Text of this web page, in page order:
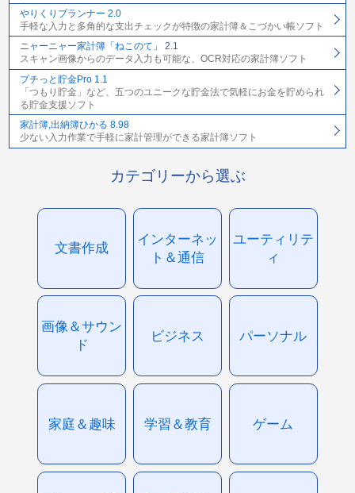
やりくりプランナー 2.0
手軽な入力と多角的な支出チェックが特徴の家計簿＆こづかい帳ソフト
ニャーニャー家計簿「ねこのて」 2.1
スキャン画像からのデータ入力も可能な、OCR対応の家計簿ソフト
プチっと貯金Pro 1.1
「つもり貯金」など、五つのユニークな貯金法で気軽にお金を貯められ
る貯金支援ソフト
家計簿,出納簿ひかる 8.98
少ない入力作業で手軽に家計管理ができる家計簿ソフト
カテゴリーから選ぶ
文書作成
インターネッ
ト＆通信
ユーティリテ
ィ
画像＆サウン
ド
ビジネス パーソナル
家庭＆趣味 学習＆教育 ゲーム